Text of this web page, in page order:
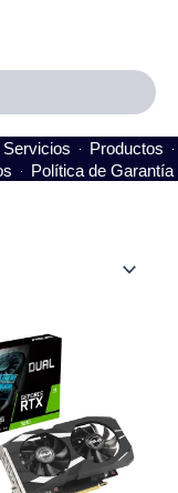
Productos
Política de Garantía